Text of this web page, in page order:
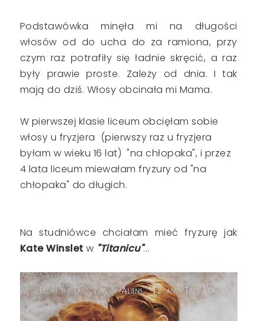
Podstawówka minęła mi na długości
włosów od do ucha do za ramiona, przy
czym raz potrafiły się ładnie skręcić, a raz
były prawie proste. Zależy od dnia. I tak
mają do dziś. Włosy obcinała mi Mama.
W pierwszej klasie liceum obcięłam sobie
włosy u fryzjera (pierwszy raz u fryzjera
byłam w wieku 16 lat) "na chłopaka", i przez
4 lata liceum miewałam fryzury od "na
chłopaka" do długich.
Na studniówce chciałam mieć fryzurę jak
Kate Winslet w "Titanicu"...